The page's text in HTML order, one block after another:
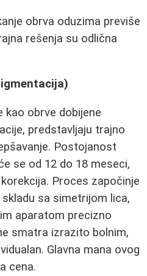
obrva oduzima previše
rešenja su odlična
kao obrve dobijene
predstavljaju trajno
Postojanost
se od 12 do 18 meseci,
Proces započinje
sa simetrijom lica,
aparatom precizno
smatra izrazito bolnim,
Glavna mana ovog
cena.